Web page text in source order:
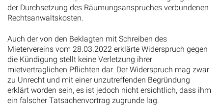
der Durchsetzung des Räumungsanspruches verbundenen
Rechtsanwaltskosten.
Auch der von den Beklagten mit Schreiben des
Mietervereins vom 28.03.2022 erklärte Widerspruch gegen
die Kündigung stellt keine Verletzung ihrer
mietvertraglichen Pflichten dar. Der Widerspruch mag zwar
zu Unrecht und mit einer unzutreffenden Begründung
erklärt worden sein, es ist jedoch nicht ersichtlich, dass ihm
ein falscher Tatsachenvortrag zugrunde lag.